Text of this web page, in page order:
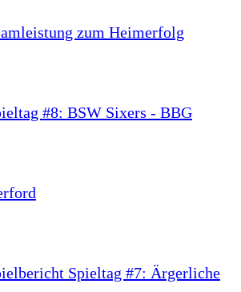
zum Heimerfolg
#8: BSW Sixers - BBG
Spieltag #7: Ärgerliche